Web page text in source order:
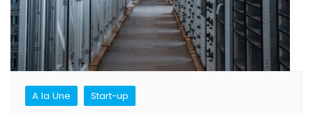
A la Une Start-up